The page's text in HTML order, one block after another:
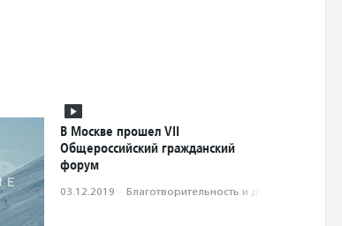
В Москве прошел VII
Общероссийский гражданский
форум
03.12.2019 · Благотвори­тель­ность и доброволь­чест­во